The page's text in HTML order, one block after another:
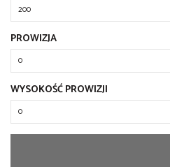
PROWIZJA
WYSOKOŚĆ PROWIZJI